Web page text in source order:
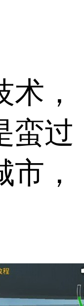
，
蛮过
，